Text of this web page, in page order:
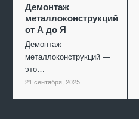
Демонтаж
металлоконструкций
от А до Я
Демонтаж
металлоконструкций —
это…
21 сентября, 2025